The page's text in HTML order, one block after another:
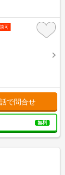
可
で問合せ
無料